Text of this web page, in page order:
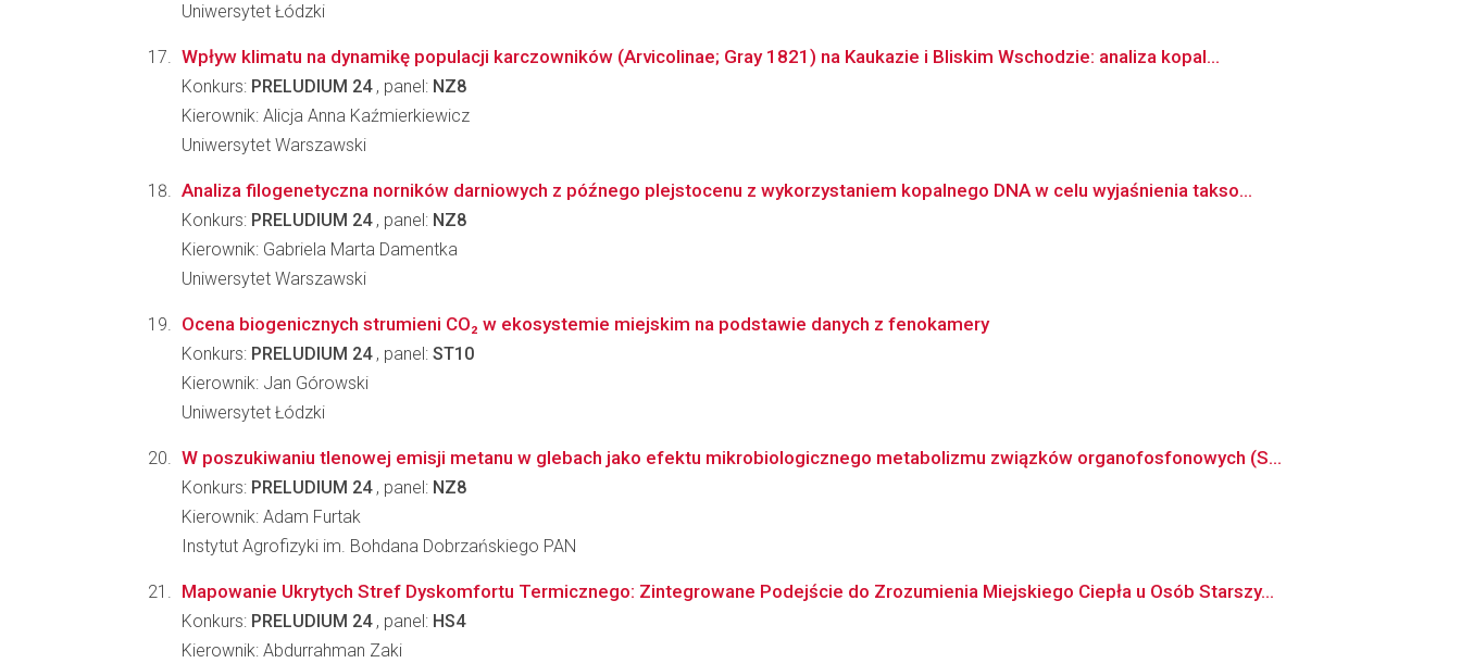
Uniwersytet Łódzki
Wpływ klimatu na dynamikę populacji karczowników (Arvicolinae; Gray 1821) na Kaukazie i Bliskim Wschodzie: analiza kopal...
Konkurs: PRELUDIUM 24, panel: NZ8
Kierownik: Alicja Anna Kaźmierkiewicz
Uniwersytet Warszawski
Analiza filogenetyczna norników darniowych z późnego plejstocenu z wykorzystaniem kopalnego DNA w celu wyjaśnienia takso...
Konkurs: PRELUDIUM 24, panel: NZ8
Kierownik: Gabriela Marta Damentka
Uniwersytet Warszawski
Ocena biogenicznych strumieni CO₂ w ekosystemie miejskim na podstawie danych z fenokamery
Konkurs: PRELUDIUM 24, panel: ST10
Kierownik: Jan Górowski
Uniwersytet Łódzki
W poszukiwaniu tlenowej emisji metanu w glebach jako efektu mikrobiologicznego metabolizmu związków organofosfonowych (S...
Konkurs: PRELUDIUM 24, panel: NZ8
Kierownik: Adam Furtak
Instytut Agrofizyki im. Bohdana Dobrzańskiego PAN
Mapowanie Ukrytych Stref Dyskomfortu Termicznego: Zintegrowane Podejście do Zrozumienia Miejskiego Ciepła u Osób Starszy...
Konkurs: PRELUDIUM 24, panel: HS4
Kierownik: Abdurrahman Zaki